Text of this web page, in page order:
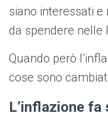
siano interessati
da spendere nelle
Quando però
cose sono
L’inflazione fa